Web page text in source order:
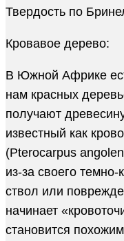
Твердость по
Кровавое дерево:
В Южной Африке
нам красных
получают
известный как
(Pterocarpus
из-за своего
ствол или
начинает
становится